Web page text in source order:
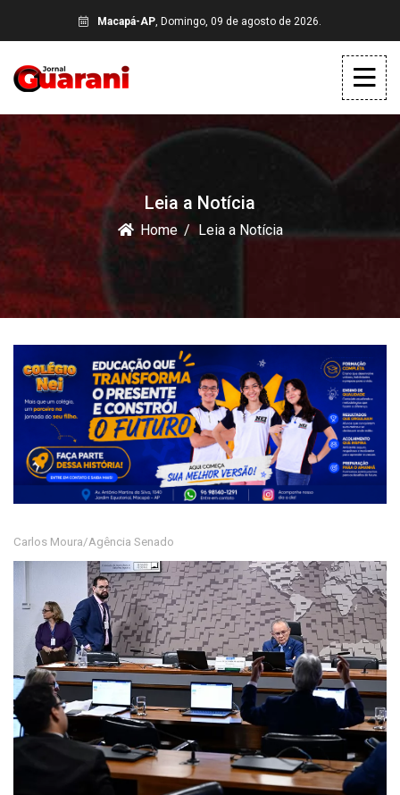
Macapá-AP, Domingo, 09 de agosto de 2026.
Leia a Notícia
Home Leia a Notícia
Carlos Moura/Agência Senado